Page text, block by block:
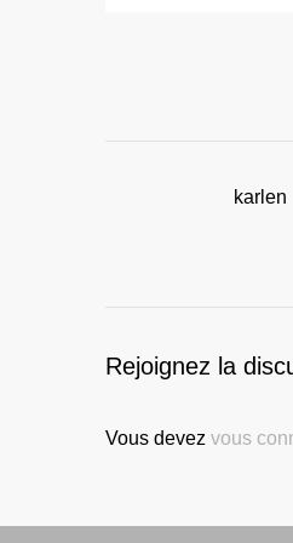
karlen
Rejoignez la
Vous devez vous